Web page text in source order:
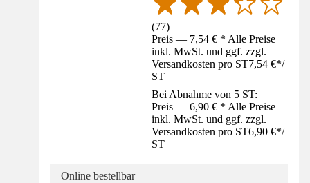
(77)
Preis — 7,54 € * Alle Preise
inkl. MwSt. und ggf. zzgl.
Versandkosten pro ST7,54 €*/
ST
Bei Abnahme von 5 ST:
Preis — 6,90 € * Alle Preise
inkl. MwSt. und ggf. zzgl.
Versandkosten pro ST6,90 €*/
ST
Online bestellbar